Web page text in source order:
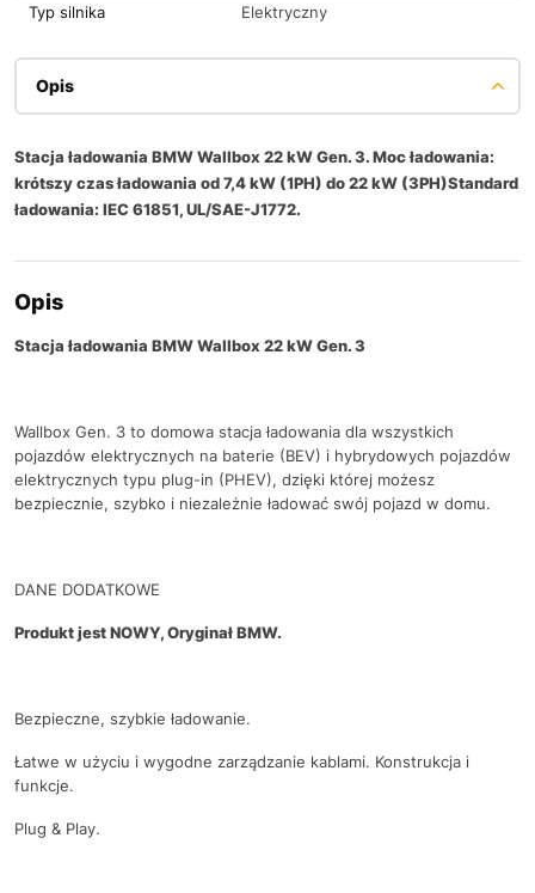
Typ silnika
Elektryczny
Opis
Stacja ładowania BMW Wallbox 22 kW Gen. 3. Moc ładowania:
krótszy czas ładowania od 7,4 kW (1PH) do 22 kW (3PH)Standard
ładowania: IEC 61851, UL/SAE-J1772.
Opis
Stacja ładowania BMW Wallbox 22 kW Gen. 3
Wallbox Gen. 3 to domowa stacja ładowania dla wszystkich
pojazdów elektrycznych na baterie (BEV) i hybrydowych pojazdów
elektrycznych typu plug-in (PHEV), dzięki której możesz
bezpiecznie, szybko i niezależnie ładować swój pojazd w domu.
DANE DODATKOWE
Produkt jest NOWY, Oryginał BMW.
Bezpieczne, szybkie ładowanie.
Łatwe w użyciu i wygodne zarządzanie kablami. Konstrukcja i
funkcje.
Plug & Play.